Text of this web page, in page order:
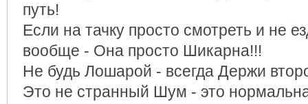
путь!
Если на тачку просто смотреть и не
вообще - Она просто Шикарна!!!
Не будь Лошарой - всегда Держи
Это не странный Шум - это